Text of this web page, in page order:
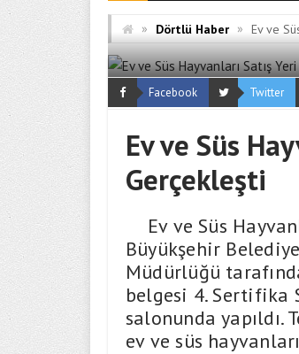
» Dörtlü Haber » Ev ve
Facebook Twitter
Ev ve Süs
Gerçekleşti
Ev ve Süs
Büyükşehir
Müdürlüğü
belgesi 4. Sertifika
salonunda
ev ve süs